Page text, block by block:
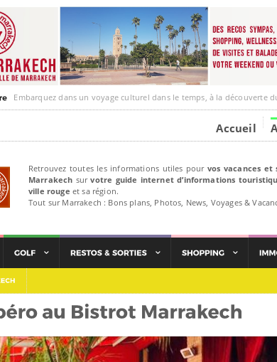
Embarquez dans un voyage culturel dans le temps, à la découverte du Maroc des
Accueil
Retrouvez toutes les informations utiles pour vos vacances et
Marrakech survotre guide internet d’informations
ville rouge et sa région.
Tout sur Marrakech : Bons plans, Photos, News, Voyages &